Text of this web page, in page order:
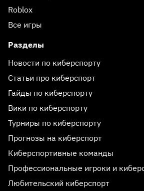
Roblox
Все игры
Разделы
Новости по киберспорту
Статьи про киберспорт
Гайды по киберспорту
Вики по киберспорту
Турниры по киберспорту
Прогнозы на киберспорт
Киберспортивные команды
Профессиональные игроки и
Любительский киберспорт